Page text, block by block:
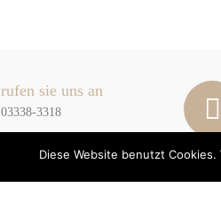
rufen sie uns an
03338-3318
Diese Website benutzt